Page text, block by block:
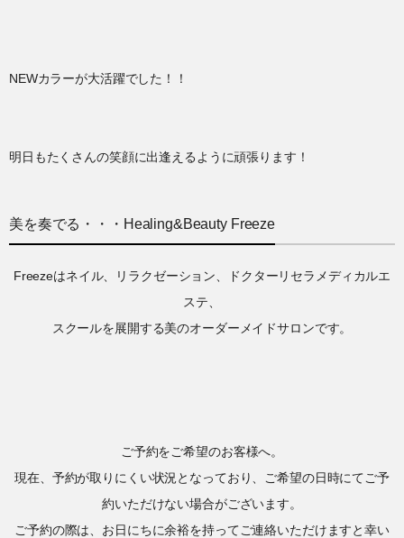
NEWカラーが大活躍でした！！
明日もたくさんの笑顔に出逢えるように頑張ります！
美を奏でる・・・Healing&Beauty Freeze
Freezeはネイル、リラクゼーション、ドクターリセラメディカルエ
ステ、
スクールを展開する美のオーダーメイドサロンです。
ご予約をご希望のお客様へ。
現在、予約が取りにくい状況となっており、ご希望の日時にてご予
約いただけない場合がございます。
ご予約の際は、お日にちに余裕を持ってご連絡いただけますと幸い